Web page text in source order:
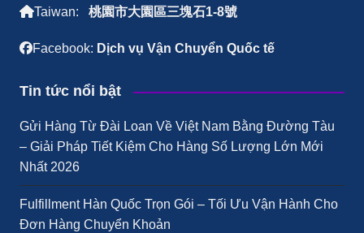
Taiwan:
桃園市大園區三塊石1-8號
Facebook: Dịch vụ Vận Chuyển Quốc tế
Tin tức nổi bật
Gửi Hàng Từ Đài Loan Về Việt Nam Bằng Đường Tàu
– Giải Pháp Tiết Kiệm Cho Hàng Số Lượng Lớn Mới
Nhất 2026
Fulfillment Hàn Quốc Trọn Gói – Tối Ưu Vận Hành Cho
Đơn Hàng Chuyển Khoản